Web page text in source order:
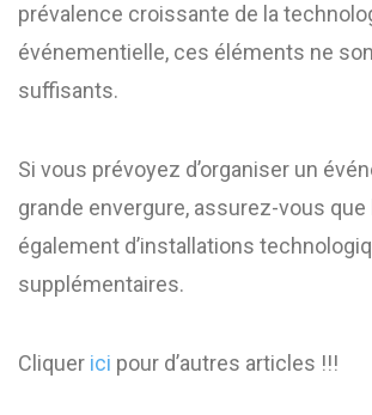
prévalence croissante de la
événementielle, ces éléments ne
suffisants.
Si vous prévoyez d’organiser un
grande envergure, assurez-vous
également d’installations
supplémentaires.
Cliquer ici pour d’autres articles !!!